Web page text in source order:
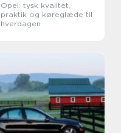
Opel: tysk kvalitet,
praktik og køreglæde til
hverdagen